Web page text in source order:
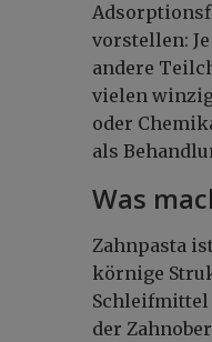
vorstellen:
andere
vielen
oder
als
Was
Zahnpasta
körnige
Schleifmittel
der